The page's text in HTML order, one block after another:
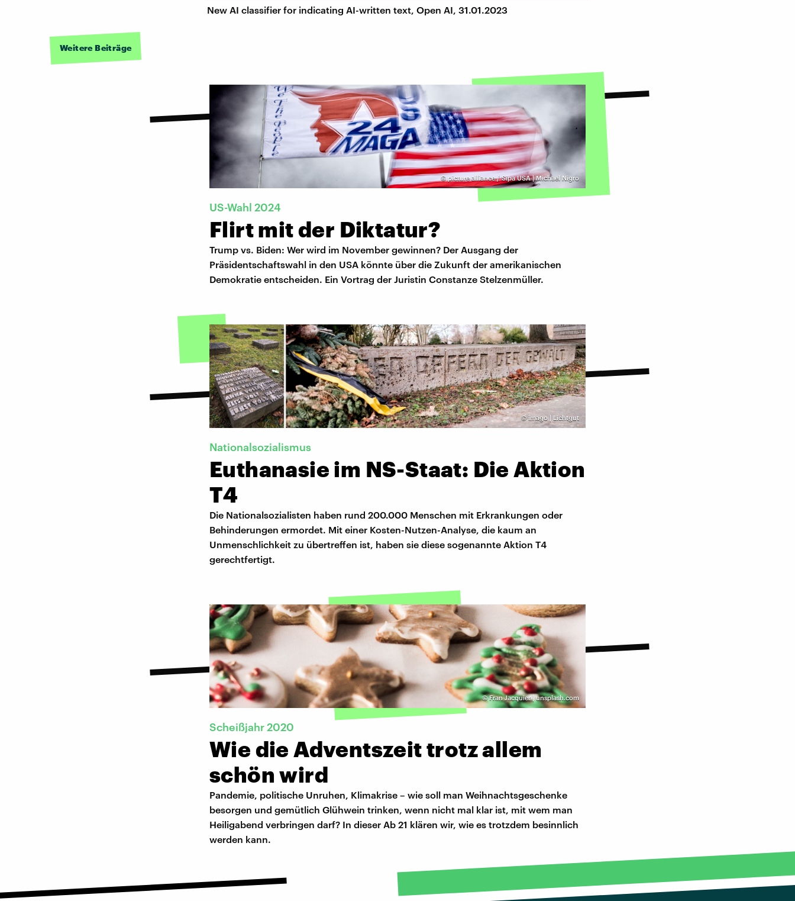
New AI classifier for indicating AI-written text, Open AI, 31.01.2023
Weitere Beiträge
© picture alliance / Sipa USA | Michael Nigro
US-Wahl 2024
Flirt mit der Diktatur?
Trump vs. Biden: Wer wird im November gewinnen? Der Ausgang der
Präsidentschaftswahl in den USA könnte über die Zukunft der amerikanischen
Demokratie entscheiden. Ein Vortrag der Juristin Constanze Stelzenmüller.
©imago | Lichtgut
Nationalsozialismus
Euthanasie im NS-Staat: Die Aktion
T4
Die Nationalsozialisten haben rund 200.000 Menschen mit Erkrankungen oder
Behinderungen ermordet. Mit einer Kosten-Nutzen-Analyse, die kaum an
Unmenschlichkeit zu übertreffen ist, haben sie diese sogenannte Aktion T4
gerechtfertigt.
©Fran Jacquier | unsplash.com
Scheißjahr 2020
Wie die Adventszeit trotz allem
schön wird
Pandemie, politische Unruhen, Klimakrise – wie soll man Weihnachtsgeschenke
besorgen und gemütlich Glühwein trinken, wenn nicht mal klar ist, mit wem man
Heiligabend verbringen darf? In dieser Ab 21 klären wir, wie es trotzdem besinnlich
werden kann.